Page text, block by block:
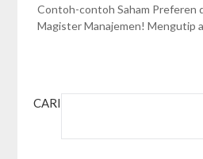
Contoh-contoh Saham Preferen
Magister Manajemen! Mengutip
CARI